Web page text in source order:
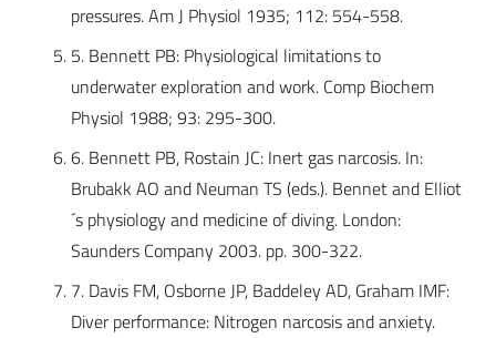
pressures. Am J Physiol 1935; 112: 554-558.
5. Bennett PB: Physiological limitations to
underwater exploration and work. Comp Biochem
Physiol 1988; 93: 295-300.
6. Bennett PB, Rostain JC: Inert gas narcosis. In:
Brubakk AO and Neuman TS (eds.). Bennet and Elliot
´s physiology and medicine of diving. London:
Saunders Company 2003. pp. 300-322.
7. Davis FM, Osborne JP, Baddeley AD, Graham IMF:
Diver performance: Nitrogen narcosis and anxiety.